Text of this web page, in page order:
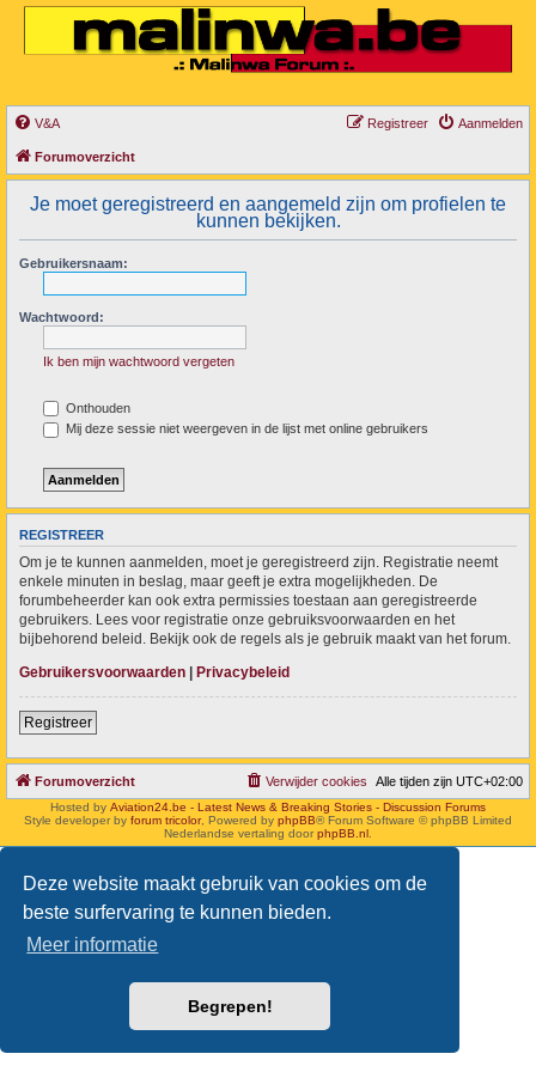
Deze website maakt gebruik van cookies om de
beste surfervaring te kunnen bieden.
Meer informatie
Begrepen!
V&A Aanmelden
Registreer
Forumoverzicht
Je moet geregistreerd en aangemeld zijn om profielen te
kunnen bekijken.
Gebruikersnaam:
Wachtwoord:
Ik ben mijn wachtwoord vergeten
Onthouden
Mij deze sessie niet weergeven in de lijst met online gebruikers
REGISTREER
Om je te kunnen aanmelden, moet je geregistreerd zijn. Registratie neemt
enkele minuten in beslag, maar geeft je extra mogelijkheden. De
forumbeheerder kan ook extra permissies toestaan aan geregistreerde
gebruikers. Lees voor registratie onze gebruiksvoorwaarden en het
bijbehorend beleid. Bekijk ook de regels als je gebruik maakt van het forum.
Gebruikersvoorwaarden
Privacybeleid
Registreer
Forumoverzicht Alle tijden zijn UTC+02:00
Verwijder cookies
Hosted by Aviation24.be - Latest News & Breaking Stories - Discussion Forums
Style developer by forum tricolor, Powered by phpBB® Forum Software © phpBB Limited
Nederlandse vertaling doorphpBB.nl.